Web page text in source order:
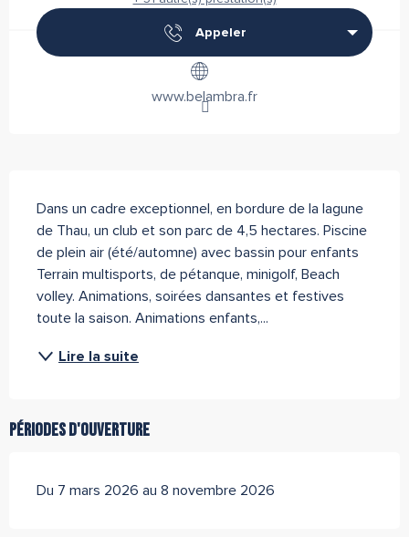
Appeler
www.belambra.fr
Description
Dans un cadre exceptionnel, en bordure de la lagune
de Thau, un club et son parc de 4,5 hectares. Piscine
de plein air (été/automne) avec bassin pour enfants
Terrain multisports, de pétanque, minigolf, Beach
volley. Animations, soirées dansantes et festives
toute la saison. Animations enfants,...
Lire la suite
Périodes d'ouverture
Du 7 mars 2026 au 8 novembre 2026